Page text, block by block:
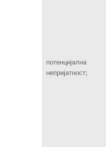
потенцијална
непријатност;